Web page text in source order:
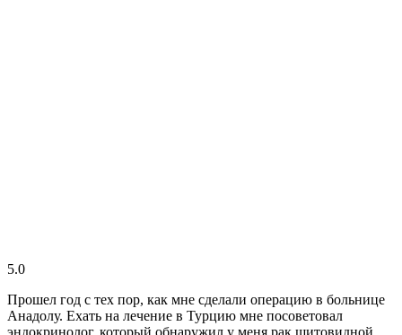
5.0
Прошел год с тех пор, как мне сделали операцию в больнице
Анадолу. Ехать на лечение в Турцию мне посоветовал
эндокринолог, который обнаружил у меня рак щитовидной